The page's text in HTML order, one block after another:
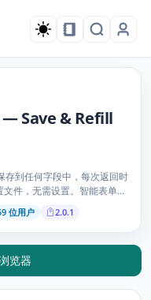
Save & Refill
存到任何字段中，每次返回时
件，无需设置。智能表单填
位用户 2.0.1
览器